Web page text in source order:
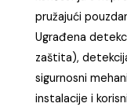
pružajući
Ugrađena
zaštita),
sigurnosni
instalacije i